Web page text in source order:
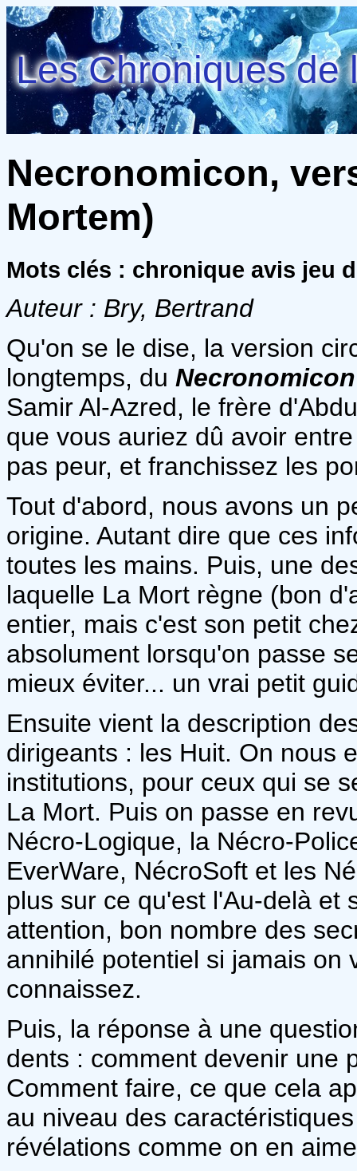
Les Chroniques de
Necronomicon,
Mortem)
Mots clés : chronique avis jeu
Auteur : Bry, Bertrand
Qu'on se le dise, la version
longtemps, du Necronomicon
Samir Al-Azred, le frère
que vous auriez dû avoir
pas peur, et franchissez les
Tout d'abord, nous avons un
origine. Autant dire que ces
toutes les mains. Puis, une
laquelle La Mort règne (bon
entier, mais c'est son petit
absolument lorsqu'on passe
mieux éviter... un vrai petit
Ensuite vient la description
dirigeants : les Huit. On nous
institutions, pour ceux qui se
La Mort. Puis on passe en
Nécro-Logique, la Nécro-
EverWare, NécroSoft et les
plus sur ce qu'est l'Au-delà et
attention, bon nombre des
annihilé potentiel si jamais on
connaissez.
Puis, la réponse à une
dents : comment devenir une
Comment faire, ce que cela
au niveau des
révélations comme on en